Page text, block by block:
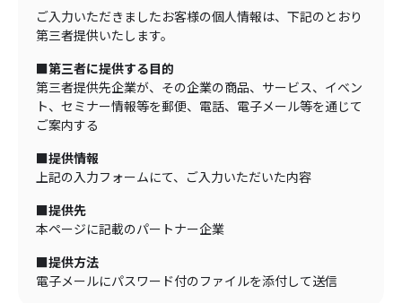
ご入力いただきましたお客様の個人情報は、下記のとおり
第三者提供いたします。
■第三者に提供する目的
第三者提供先企業が、その企業の商品、サービス、イベン
ト、セミナー情報等を郵便、電話、電子メール等を通じて
ご案内する
■提供情報
上記の入力フォームにて、ご入力いただいた内容
■提供先
本ページに記載のパートナー企業
■提供方法
電子メールにパスワード付のファイルを添付して送信